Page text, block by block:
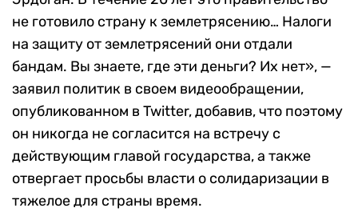
не готовило страну к землетрясению… Налоги
на защиту от землетрясений они отдали
бандам. Вы знаете, где эти деньги? Их нет», —
заявил политик в своем видеообращении,
опубликованном в Twitter, добавив, что поэтому
он никогда не согласится на встречу с
действующим главой государства, а также
отвергает просьбы власти о солидаризации в
тяжелое для страны время.